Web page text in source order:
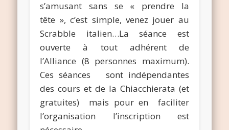
s’amusant sans se « prendre la
tête », c’est simple, venez jouer au
Scrabble italien…La séance est
ouverte à tout adhérent de
l’Alliance (8 personnes maximum).
Ces séances sont indépendantes
des cours et de la Chiacchierata (et
gratuites) mais pour en faciliter
l’organisation l’inscription est